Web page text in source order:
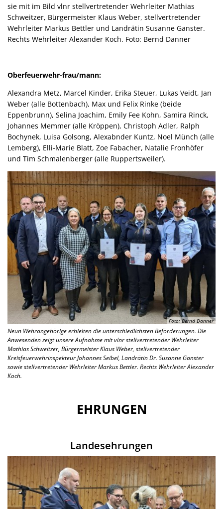
sie mit im Bild vlnr stellvertretender Wehrleiter Mathias
Schweitzer, Bürgermeister Klaus Weber, stellvertretender
Wehrleiter Markus Bettler und Landrätin Susanne Ganster.
Rechts Wehrleiter Alexander Koch. Foto: Bernd Danner
Oberfeuerwehr-frau/mann:
Alexandra Metz, Marcel Kinder, Erika Steuer, Lukas Veidt, Jan
Weber (alle Bottenbach), Max und Felix Rinke (beide
Eppenbrunn), Selina Joachim, Emily Fee Kohn, Samira Rinck,
Johannes Memmer (alle Kröppen), Christoph Adler, Ralph
Bochynek, Luisa Golsong, Alexabnder Kuntz, Noel Münch (alle
Lemberg), Elli-Marie Blatt, Zoe Fabacher, Natalie Fronhöfer
und Tim Schmalenberger (alle Ruppertsweiler).
Foto: Bernd Danner
Neun Wehrangehörige erhielten die unterschiedlichsten Beförderungen. Die
Anwesenden zeigt unsere Aufnahme mit vlnr stellvertretender Wehrleiter
Mathias Schweitzer, Bürgermeister Klaus Weber, stellvertretender
Kreisfeuerwehrinspekteur Johannes Seibel, Landrätin Dr. Susanne Ganster
sowie stellvertretender Wehrleiter Markus Bettler. Rechts Wehrleiter Alexander
Koch.
EHRUNGEN
Landesehrungen